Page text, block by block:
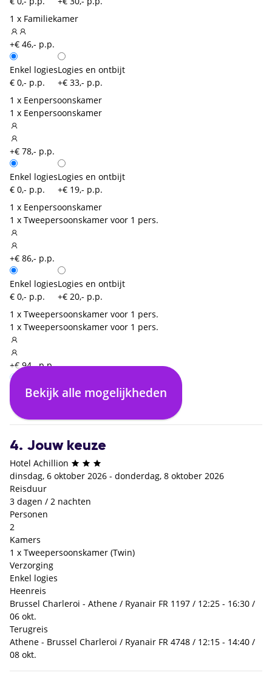
1 x Familiekamer
+€ 46,- p.p.
Enkel logies
€ 0,- p.p.
Logies en ontbijt
+€ 33,- p.p.
1 x Eenpersoonskamer
1 x Eenpersoonskamer
+€ 78,- p.p.
Enkel logies
€ 0,- p.p.
Logies en ontbijt
+€ 19,- p.p.
1 x Eenpersoonskamer
1 x Tweepersoonskamer voor 1 pers.
+€ 86,- p.p.
Enkel logies
€ 0,- p.p.
Logies en ontbijt
+€ 20,- p.p.
1 x Tweepersoonskamer voor 1 pers.
1 x Tweepersoonskamer voor 1 pers.
+€ 94,- p.p.
Enkel logies
€ 0,- p.p.
Logies en ontbijt
Bekijk alle mogelijkheden
4. Jouw keuze
Hotel Achillion
dinsdag, 6 oktober 2026 - donderdag, 8 oktober 2026
Reisduur
3 dagen / 2 nachten
Personen
2
Kamers
1 x Tweepersoonskamer (Twin)
Verzorging
Enkel logies
Heenreis
Brussel Charleroi - Athene / Ryanair FR 1197 / 12:25 - 16:30 /
06 okt.
Terugreis
Athene - Brussel Charleroi / Ryanair FR 4748 / 12:15 - 14:40 /
08 okt.